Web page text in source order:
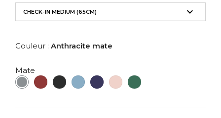
CHECK-IN MEDIUM (65CM) expand_more
Couleur : Anthracite mate
Mate
Anthracite
mate
Bordeaux
mate
Blackout
mate
Bleu
ardoise
Bleu
nuit
Rose
poudré
Vert